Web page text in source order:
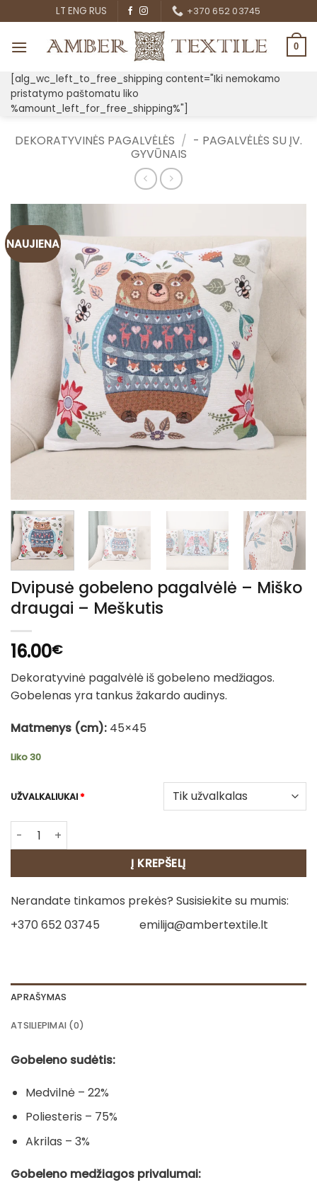
to
content
LT ENG RUS +370 652 03745
0
[alg_wc_left_to_free_shipping content="Iki nemokamo
pristatymo paštomatu liko
%amount_left_for_free_shipping%"]
DEKORATYVINĖS PAGALVĖLĖS / - PAGALVĖLĖS SU ĮV.
GYVŪNAIS
NAUJIENA
Dvipusė gobeleno pagalvėlė – Miško
draugai – Meškutis
16.00€
Dekoratyvinė pagalvėlė iš gobeleno medžiagos.
Gobelenas yra tankus žakardo audinys.
Matmenys (cm): 45×45
Liko 30
UŽVALKALIUKAI*
produkto kiekis: Dvipusė gobeleno pagalvėlė – Miško
Į KREPŠELĮ
Nerandate tinkamos prekės? Susisiekite su mumis:
+370 652 03745
emilija@ambertextile.lt
APRAŠYMAS
ATSILIEPIMAI (0)
Gobeleno sudėtis:
Medvilnė – 22%
Poliesteris – 75%
Akrilas – 3%
Gobeleno medžiagos privalumai: